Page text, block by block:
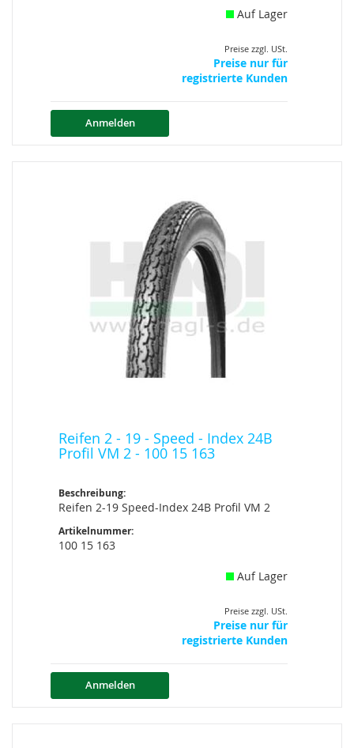
Auf Lager
Preise zzgl. USt.
Preise nur für
registrierte Kunden
Anmelden
Reifen 2 - 19 - Speed - Index 24B
Profil VM 2 - 100 15 163
Beschreibung:
Reifen 2-19 Speed-Index 24B Profil VM 2
Artikelnummer:
100 15 163
Auf Lager
Preise zzgl. USt.
Preise nur für
registrierte Kunden
Anmelden